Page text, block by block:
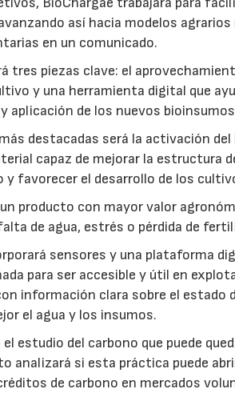
así hacia modelos
en un comunicado.
tres piezas clave: el
y una herramienta digital que
aplicación de los nuevos
destacadas será la activación
capaz de mejorar la estructura
y favorecer el desarrollo de los
producto con mayor valor
de agua, estrés o pérdida de
sensores y una plataforma
para ser accesible y útil en
información clara sobre el estado
el agua y los insumos.
estudio del carbono que puede
analizará si esta práctica puede
de carbono en mercados